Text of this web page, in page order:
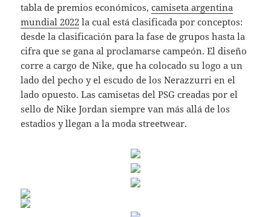
tabla de premios económicos,camiseta argentina
mundial 2022 la cual está clasificada por conceptos:
desde la clasificación para la fase de grupos hasta la
cifra que se gana al proclamarse campeón. El diseño
corre a cargo de Nike, que ha colocado su logo a un
lado del pecho y el escudo de los Nerazzurri en el
lado opuesto. Las camisetas del PSG creadas por el
sello de Nike Jordan siempre van más allá de los
estadios y llegan a la moda streetwear.